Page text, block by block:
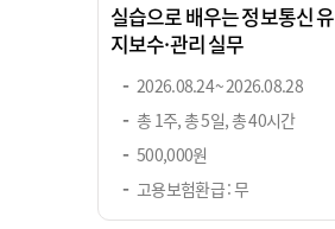
실습으로 배우는 정보통신 유
지보수·관리 실무
2026.08.24 ~ 2026.08.28
총 1주, 총 5일, 총 40시간
500,000원
고용보험환급 : 무